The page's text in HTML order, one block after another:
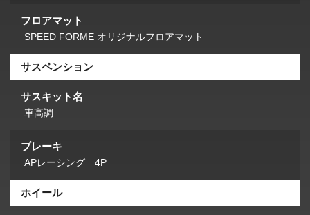
フロアマット
SPEED FORME オリジナルフロアマット
サスペンション
サスキット名
車高調
ブレーキ
APレーシング 4P
ホイール